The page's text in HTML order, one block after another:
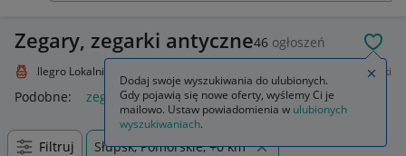
Zegary, zegarki antyczne46 ogłoszeń
Allegro Lokalnie Zegary, zegarki
Podobne: zegary i zegarki zegar
Filtruj Słupsk, Pomorskie, +0 km
Dodaj swoje wyszukiwania do ulubionych.
Gdy pojawią się nowe oferty, wyślemy Ci je
mailowo. Ustaw powiadomienia w ulubionych
wyszukiwaniach.